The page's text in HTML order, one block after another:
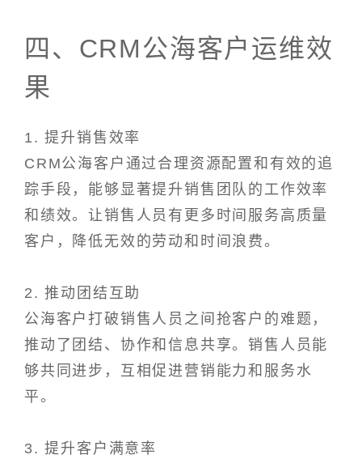
四、CRM公海客户运维效
果
1. 提升销售效率
CRM公海客户通过合理资源配置和有效的追
踪手段，能够显著提升销售团队的工作效率
和绩效。让销售人员有更多时间服务高质量
客户，降低无效的劳动和时间浪费。
2. 推动团结互助
公海客户打破销售人员之间抢客户的难题，
推动了团结、协作和信息共享。销售人员能
够共同进步，互相促进营销能力和服务水
平。
3. 提升客户满意率